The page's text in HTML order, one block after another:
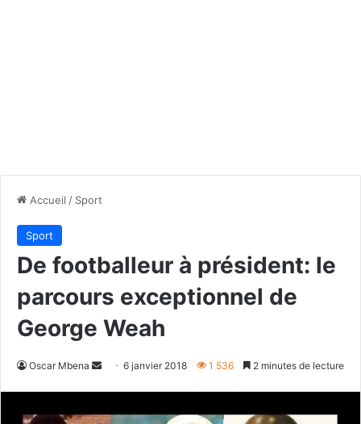
Accueil / Sport
Sport
De footballeur à président: le
parcours exceptionnel de
George Weah
Oscar Mbena
Envoyer6 janvier 2018 1 536 2 minutes de lecture